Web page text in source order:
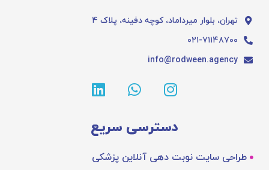
تهران، بلوار میرداماد، کوچه دفینه، پلاک ۴
۰۲۱-۷۱۱۴۸۷۰۰
info@rodween.agency
دسترسی سریع
طراحی سایت نوبت دهی آنلاین پزشکی